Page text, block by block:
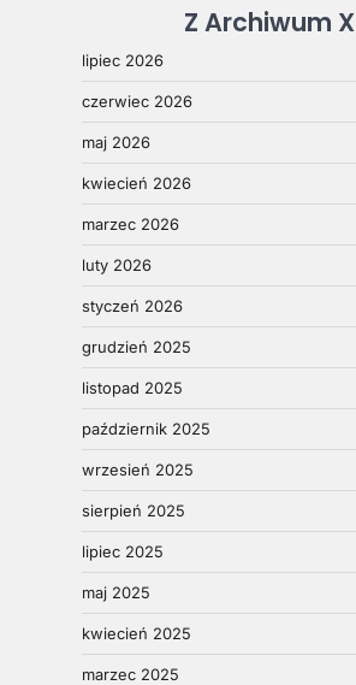
Z Archiwum X
lipiec 2026
czerwiec 2026
maj 2026
kwiecień 2026
marzec 2026
luty 2026
styczeń 2026
grudzień 2025
listopad 2025
październik 2025
wrzesień 2025
sierpień 2025
lipiec 2025
maj 2025
kwiecień 2025
marzec 2025